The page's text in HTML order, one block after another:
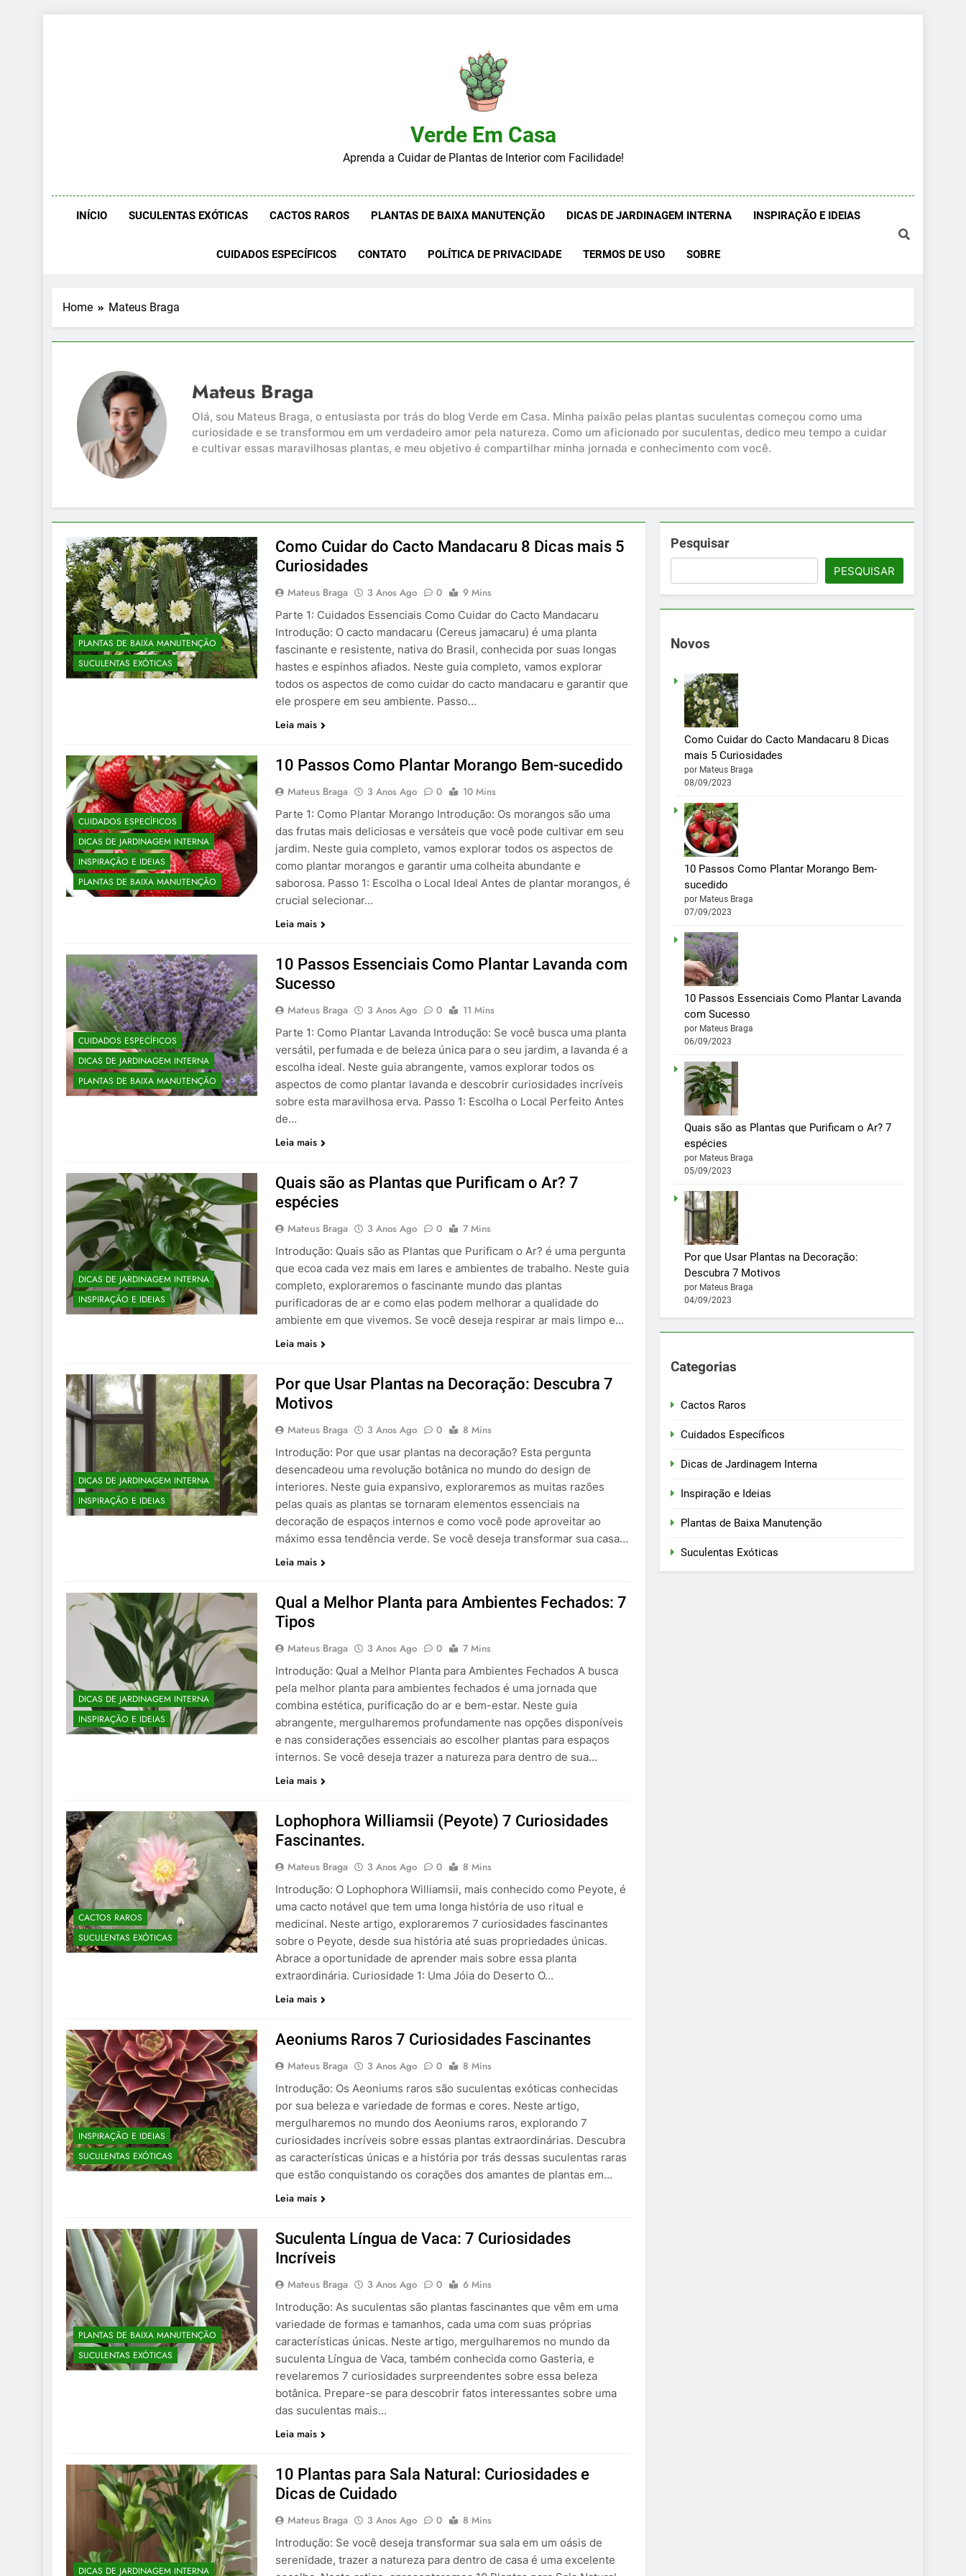
Verde Em Casa
Aprenda a Cuidar de Plantas de Interior com Facilidade!
INÍCIO SUCULENTAS EXÓTICAS CACTOS RAROS PLANTAS DE BAIXA MANUTENÇÃO DICAS DE JARDINAGEM INTERNA INSPIRAÇÃO E IDEIAS
CUIDADOS ESPECÍFICOS CONTATO POLÍTICA DE PRIVACIDADE TERMOS DE USO SOBRE
Home Mateus Braga
Mateus Braga
Olá, sou Mateus Braga, o entusiasta por trás do blog Verde em Casa. Minha paixão pelas plantas suculentas começou como uma
curiosidade e se transformou em um verdadeiro amor pela natureza. Como um aficionado por suculentas, dedico meu tempo a cuidar
e cultivar essas maravilhosas plantas, e meu objetivo é compartilhar minha jornada e conhecimento com você.
PLANTAS DE BAIXA MANUTENÇÃO
SUCULENTAS EXÓTICAS
Como Cuidar do Cacto Mandacaru 8 Dicas mais 5
Curiosidades
Mateus Braga 3 Anos Ago 0
9 Mins
Parte 1: Cuidados Essenciais Como Cuidar do Cacto Mandacaru
Introdução: O cacto mandacaru (Cereus jamacaru) é uma planta
fascinante e resistente, nativa do Brasil, conhecida por suas longas
hastes e espinhos afiados. Neste guia completo, vamos explorar
todos os aspectos de como cuidar do cacto mandacaru e garantir que
ele prospere em seu ambiente. Passo…
Leia mais
CUIDADOS ESPECÍFICOS
DICAS DE JARDINAGEM INTERNA
INSPIRAÇÃO E IDEIAS
PLANTAS DE BAIXA MANUTENÇÃO
10 Passos Como Plantar Morango Bem-sucedido
Mateus Braga 3 Anos Ago 0
10 Mins
Parte 1: Como Plantar Morango Introdução: Os morangos são uma
das frutas mais deliciosas e versáteis que você pode cultivar em seu
jardim. Neste guia completo, vamos explorar todos os aspectos de
como plantar morangos e garantir uma colheita abundante e
saborosa. Passo 1: Escolha o Local Ideal Antes de plantar morangos, é
crucial selecionar…
Leia mais
CUIDADOS ESPECÍFICOS
DICAS DE JARDINAGEM INTERNA
PLANTAS DE BAIXA MANUTENÇÃO
10 Passos Essenciais Como Plantar Lavanda com
Sucesso
Mateus Braga 3 Anos Ago 0
11 Mins
Parte 1: Como Plantar Lavanda Introdução: Se você busca uma planta
versátil, perfumada e de beleza única para o seu jardim, a lavanda é a
escolha ideal. Neste guia abrangente, vamos explorar todos os
aspectos de como plantar lavanda e descobrir curiosidades incríveis
sobre esta maravilhosa erva. Passo 1: Escolha o Local Perfeito Antes
de…
Leia mais
DICAS DE JARDINAGEM INTERNA
INSPIRAÇÃO E IDEIAS
Quais são as Plantas que Purificam o Ar? 7
espécies
Mateus Braga 3 Anos Ago 0
7 Mins
Introdução: Quais são as Plantas que Purificam o Ar? é uma pergunta
que ecoa cada vez mais em lares e ambientes de trabalho. Neste guia
completo, exploraremos o fascinante mundo das plantas
purificadoras de ar e como elas podem melhorar a qualidade do
ambiente em que vivemos. Se você deseja respirar ar mais limpo e…
Leia mais
DICAS DE JARDINAGEM INTERNA
INSPIRAÇÃO E IDEIAS
Por que Usar Plantas na Decoração: Descubra 7
Motivos
Mateus Braga 3 Anos Ago 0
8 Mins
Introdução: Por que usar plantas na decoração? Esta pergunta
desencadeou uma revolução botânica no mundo do design de
interiores. Neste guia expansivo, exploraremos as muitas razões
pelas quais as plantas se tornaram elementos essenciais na
decoração de espaços internos e como você pode aproveitar ao
máximo essa tendência verde. Se você deseja transformar sua casa…
Leia mais
DICAS DE JARDINAGEM INTERNA
INSPIRAÇÃO E IDEIAS
Qual a Melhor Planta para Ambientes Fechados: 7
Tipos
Mateus Braga 3 Anos Ago 0
7 Mins
Introdução: Qual a Melhor Planta para Ambientes Fechados A busca
pela melhor planta para ambientes fechados é uma jornada que
combina estética, purificação do ar e bem-estar. Neste guia
abrangente, mergulharemos profundamente nas opções disponíveis
e nas considerações essenciais ao escolher plantas para espaços
internos. Se você deseja trazer a natureza para dentro de sua…
Leia mais
CACTOS RAROS
SUCULENTAS EXÓTICAS
Lophophora Williamsii (Peyote) 7 Curiosidades
Fascinantes.
Mateus Braga 3 Anos Ago 0
8 Mins
Introdução: O Lophophora Williamsii, mais conhecido como Peyote, é
uma cacto notável que tem uma longa história de uso ritual e
medicinal. Neste artigo, exploraremos 7 curiosidades fascinantes
sobre o Peyote, desde sua história até suas propriedades únicas.
Abrace a oportunidade de aprender mais sobre essa planta
extraordinária. Curiosidade 1: Uma Jóia do Deserto O…
Leia mais
INSPIRAÇÃO E IDEIAS
SUCULENTAS EXÓTICAS
Aeoniums Raros 7 Curiosidades Fascinantes
Mateus Braga 3 Anos Ago 0
8 Mins
Introdução: Os Aeoniums raros são suculentas exóticas conhecidas
por sua beleza e variedade de formas e cores. Neste artigo,
mergulharemos no mundo dos Aeoniums raros, explorando 7
curiosidades incríveis sobre essas plantas extraordinárias. Descubra
as características únicas e a história por trás dessas suculentas raras
que estão conquistando os corações dos amantes de plantas em…
Leia mais
PLANTAS DE BAIXA MANUTENÇÃO
SUCULENTAS EXÓTICAS
Suculenta Língua de Vaca: 7 Curiosidades
Incríveis
Mateus Braga 3 Anos Ago 0
6 Mins
Introdução: As suculentas são plantas fascinantes que vêm em uma
variedade de formas e tamanhos, cada uma com suas próprias
características únicas. Neste artigo, mergulharemos no mundo da
suculenta Língua de Vaca, também conhecida como Gasteria, e
revelaremos 7 curiosidades surpreendentes sobre essa beleza
botânica. Prepare-se para descobrir fatos interessantes sobre uma
das suculentas mais…
Leia mais
DICAS DE JARDINAGEM INTERNA
10 Plantas para Sala Natural: Curiosidades e
Dicas de Cuidado
Mateus Braga 3 Anos Ago 0
8 Mins
Introdução: Se você deseja transformar sua sala em um oásis de
serenidade, trazer a natureza para dentro de casa é uma excelente
Pesquisar
PESQUISAR
Novos
Como Cuidar do Cacto Mandacaru 8 Dicas
mais 5 Curiosidades
por Mateus Braga
08/09/2023
10 Passos Como Plantar Morango Bem-
sucedido
por Mateus Braga
07/09/2023
10 Passos Essenciais Como Plantar Lavanda
com Sucesso
por Mateus Braga
06/09/2023
Quais são as Plantas que Purificam o Ar? 7
espécies
por Mateus Braga
05/09/2023
Por que Usar Plantas na Decoração:
Descubra 7 Motivos
por Mateus Braga
04/09/2023
Categorias
Cactos Raros
Cuidados Específicos
Dicas de Jardinagem Interna
Inspiração e Ideias
Plantas de Baixa Manutenção
Suculentas Exóticas